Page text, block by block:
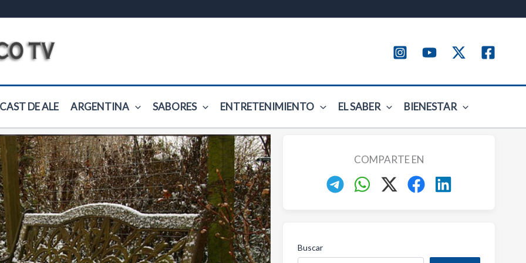
DE ALE ARGENTINA SABORES ENTRETENIMIENTO EL SABER BIENESTAR
COMPARTE EN
Buscar